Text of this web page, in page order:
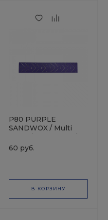
P80 PURPLE
SANDWOX / Multi
Полоска
шлифовальная на
60 руб.
В КОРЗИНУ